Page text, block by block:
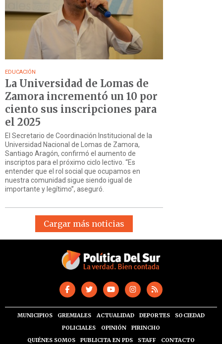
EDUCACIÓN
La Universidad de Lomas de
Zamora incrementó un 10 por
ciento sus inscripciones para
el 2025
El Secretario de Coordinación Institucional de la
Universidad Nacional de Lomas de Zamora,
Santiago Aragón, confirmó el aumento de
inscriptos para el próximo ciclo lectivo. “Es
entender que el rol social que ocupamos en
nuestra comunidad sigue siendo igual de
importante y legítimo”, aseguró.
Cargar más noticias
MUNICIPIOS GREMIALES ACTUALIDAD DEPORTES
SOCIEDAD
POLICIALES
OPINIÓN
PIRINCHO
QUIÉNES SOMOS
PUBLICITA EN PDS STAFF CONTACTO